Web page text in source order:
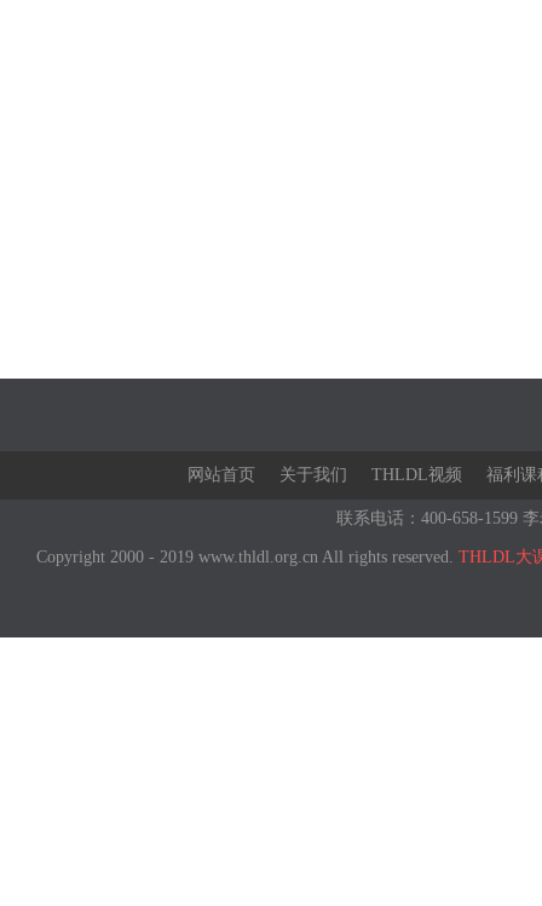
网站首页 关于我们 THLDL视频 福利课
联系电话：400-658-1599
Copyright 2000 - 2019 www.thldl.org.cn All rights reserved. THLDL大